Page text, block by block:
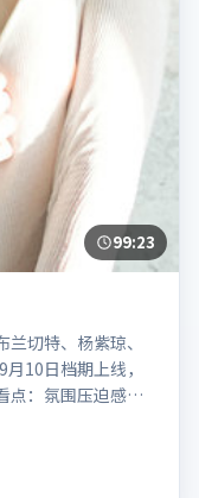
99:23
切特、杨紫琼、
10日档期上线，
点：氛围压迫感
众。本片适合检
」「2023」
简介与主创信息。